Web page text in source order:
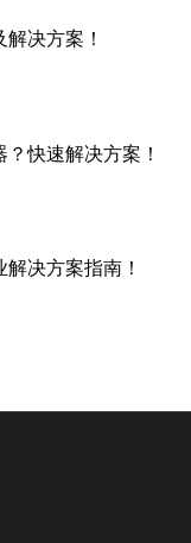
决方案！
快速解决方案！
决方案指南！